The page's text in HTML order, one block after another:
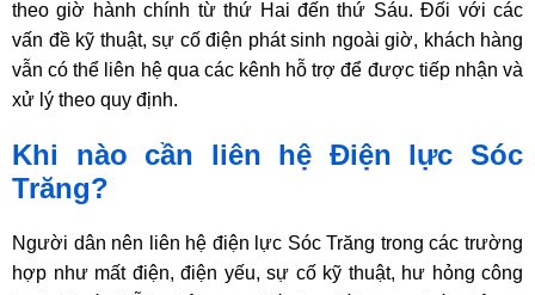
theo giờ hành chính từ thứ Hai đến thứ Sáu. Đối với các
vấn đề kỹ thuật, sự cố điện phát sinh ngoài giờ, khách hàng
vẫn có thể liên hệ qua các kênh hỗ trợ để được tiếp nhận và
xử lý theo quy định.
Khi nào cần liên hệ Điện lực Sóc
Trăng?
Người dân nên liên hệ điện lực Sóc Trăng trong các trường
hợp như mất điện, điện yếu, sự cố kỹ thuật, hư hỏng công